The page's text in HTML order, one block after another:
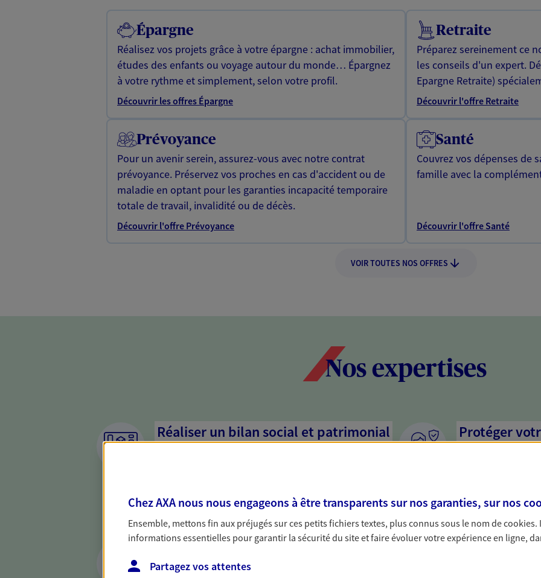
Épargne
Réalisez vos projets grâce à votre épargne : achat immobilier,
études des enfants ou voyage autour du monde… Épargnez
à votre rythme et simplement, selon votre profil.
Découvrir les offres Épargne
Retraite
Préparez sereinement ce
les conseils d'un expert.
Epargne Retraite)
Découvrir l'offre Retraite
Prévoyance
Pour un avenir serein, assurez-vous avec notre contrat
prévoyance. Préservez vos proches en cas d'accident ou de
maladie en optant pour les garanties incapacité temporaire
totale de travail, invalidité ou de décès.
Découvrir l'offre Prévoyance
Santé
Couvrez vos dépenses de
famille avec la
Découvrir l'offre Santé
VOIR TOUTES NOS OFFRES
Nos expertises
Réaliser un bilan social et patrimonial
dresser un bilan complet de votre situation. Une analyse
solide pour vous formuler des conseils cohérents avec vos
besoins.
Protéger
Nous sommes à
activité, mais aussi
interlocuteur pour
Optimiser la gestion de votre
patrimoine
Anticiper les
Chez AXA nous nous engageons à être transparents sur nos garanties, sur nos
Ensemble, mettons fin aux préjugés sur ces petits fichiers textes, plus connus sous le nom decookies.
informations essentielles pour garantir la sécurité du site et faire évoluer votre expérience en ligne,
Partagez vos attentes